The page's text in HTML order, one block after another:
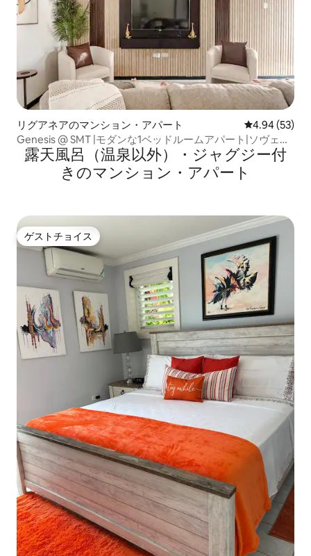
リグアネアのマンション・アパート レビュー53
4.94 (53)
Genesis @ SMT |モダンな1ベッドルームアパート|ソヴェリ
ンまで徒歩
露天風呂（温泉以外）・ジャグジー付
きのマンション・アパート
ゲストチョイス
ゲストチョイス